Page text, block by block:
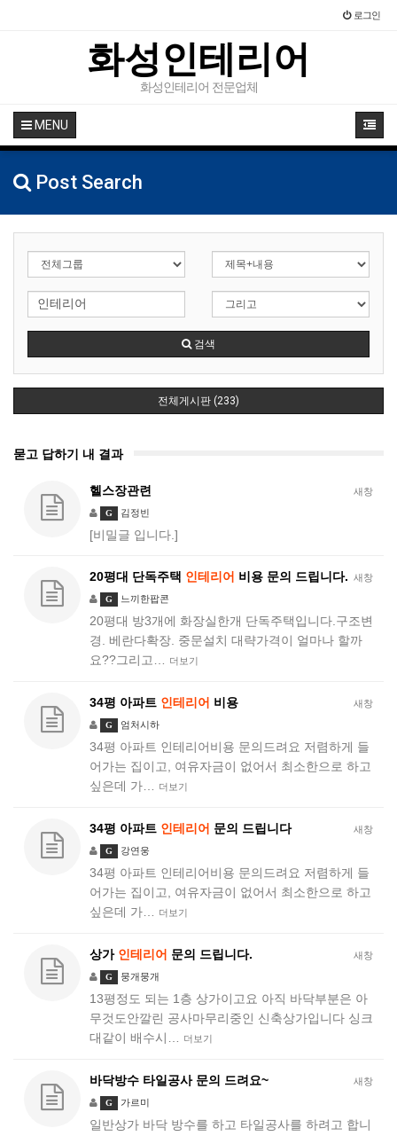
로그인
화성인테리어
화성인테리어 전문업체
MENU
Post Search
검색
전체게시판 (233)
묻고 답하기 내 결과
새창
헬스장관련
G 김정빈
[비밀글 입니다.]
새창
20평대 단독주택 인테리어 비용 문의 드립니다.
G 느끼한팝콘
20평대 방3개에 화장실한개 단독주택입니다.구조변
경. 베란다확장. 중문설치 대략가격이 얼마나 할까
요??그리고…
더보기
새창
34평 아파트 인테리어 비용
G 엄처시하
34평 아파트 인테리어비용 문의드려요 저렴하게 들
어가는 집이고, 여유자금이 없어서 최소한으로 하고
싶은데 가…
더보기
새창
34평 아파트 인테리어 문의 드립니다
G 강연웅
34평 아파트 인테리어비용 문의드려요 저렴하게 들
어가는 집이고, 여유자금이 없어서 최소한으로 하고
싶은데 가…
더보기
새창
상가 인테리어 문의 드립니다.
G 뭉개뭉개
13평정도 되는 1층 상가이고요 아직 바닥부분은 아
무것도안깔린 공사마무리중인 신축상가입니다 싱크
대같이 배수시…
더보기
새창
바닥방수 타일공사 문의 드려요~
G 가르미
일반상가 바닥 방수를 하고 타일공사를 하려고 합니